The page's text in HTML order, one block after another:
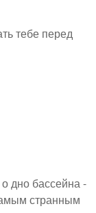
тебе перед
дно бассейна -
странным